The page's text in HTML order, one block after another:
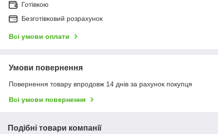
Готівкою
Безготівковий розрахунок
Всі умови оплати
Умови повернення
Повернення товару впродовж 14 днів за рахунок покупця
Всі умови повернення
Подібні товари компанії